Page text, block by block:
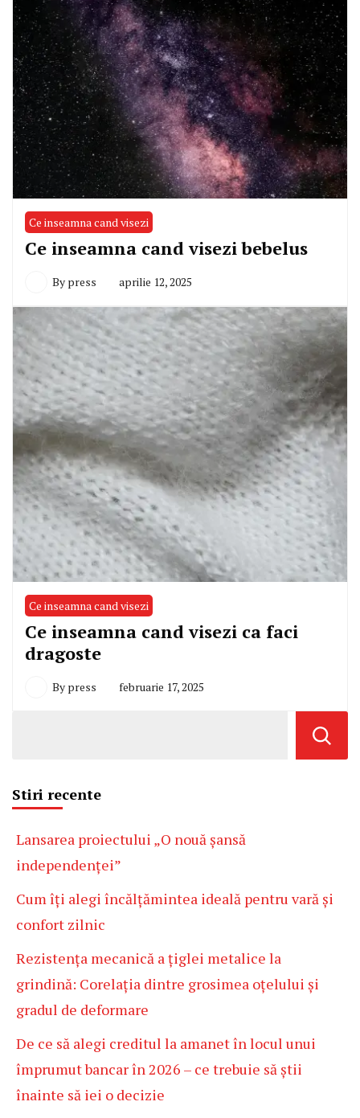
Ce inseamna cand visezi
Ce inseamna cand visezi bebelus
By press aprilie 12, 2025
Ce inseamna cand visezi
Ce inseamna cand visezi ca faci
dragoste
By press februarie 17, 2025
Stiri recente
Lansarea proiectului „O nouă șansă
independenței”
Cum îți alegi încălțămintea ideală pentru vară și
confort zilnic
Rezistența mecanică a țiglei metalice la
grindină: Corelația dintre grosimea oțelului și
gradul de deformare
De ce să alegi creditul la amanet în locul unui
împrumut bancar în 2026 – ce trebuie să știi
înainte să iei o decizie